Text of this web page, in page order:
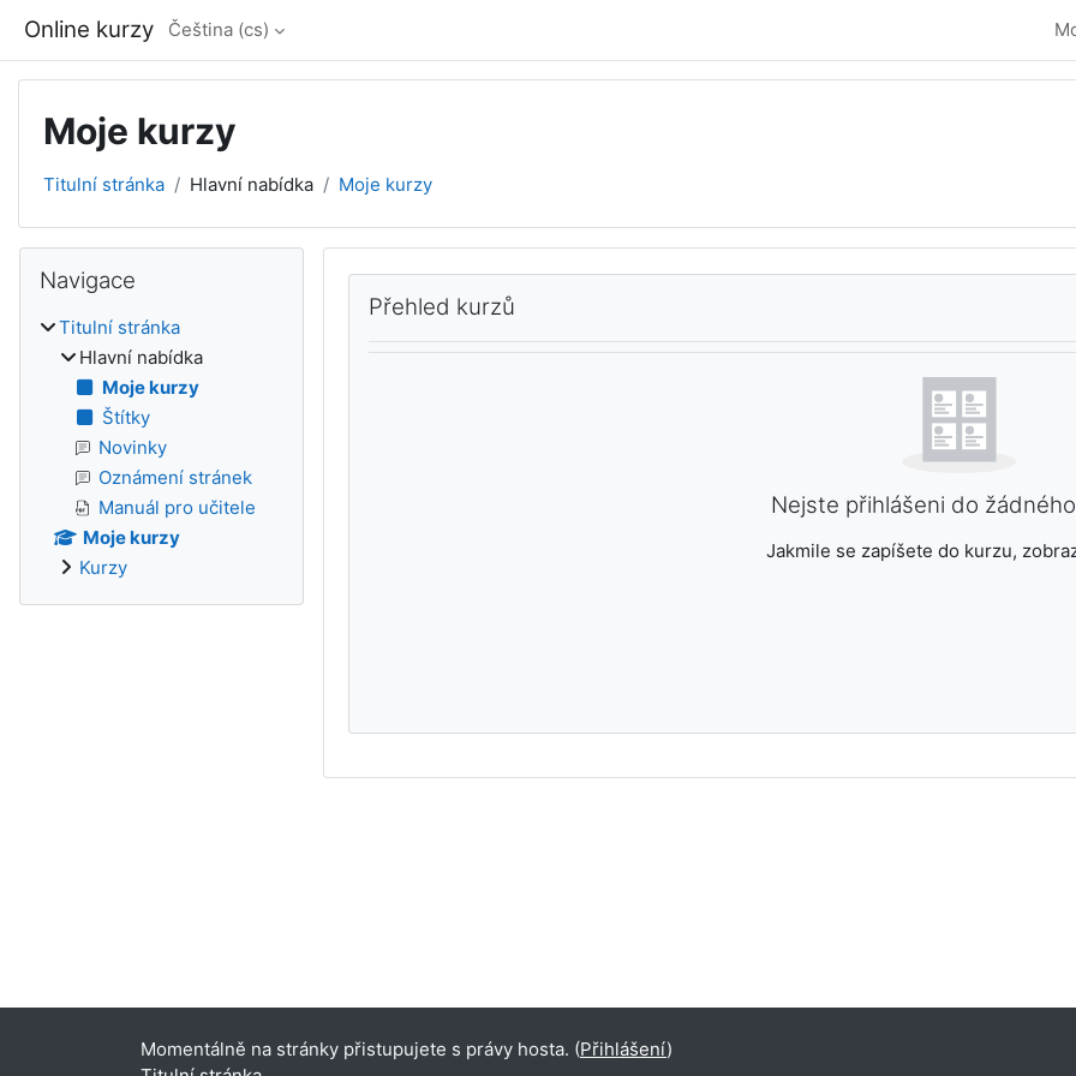
Online kurzy Čeština ‎(cs)‎
Moje kurzy
Titulní stránka Hlavní nabídka Moje kurzy
Bloky hlavního obsahu
Přehled kurzů
Nejste přihlášeni do
Jakmile se zapíšete do kurzu,
Bloky
Navigace
Titulní stránka
Hlavní nabídka
Moje kurzy
Štítky
Novinky
Oznámení stránek
Manuál pro učitele
Moje kurzy
Kurzy
Momentálně na stránky přistupujete s právy hosta. (Přihlášení)